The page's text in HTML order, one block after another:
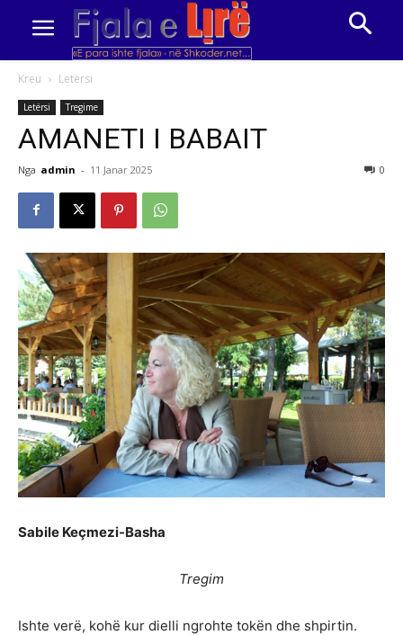
Kreu Letërsi
Letërsi Tregime
AMANETI I BABAIT
Nga admin - 11 Janar 2025 0
Sabile Keçmezi-Basha
Tregim
Ishte verë, kohë kur dielli ngrohte tokën dhe shpirtin.